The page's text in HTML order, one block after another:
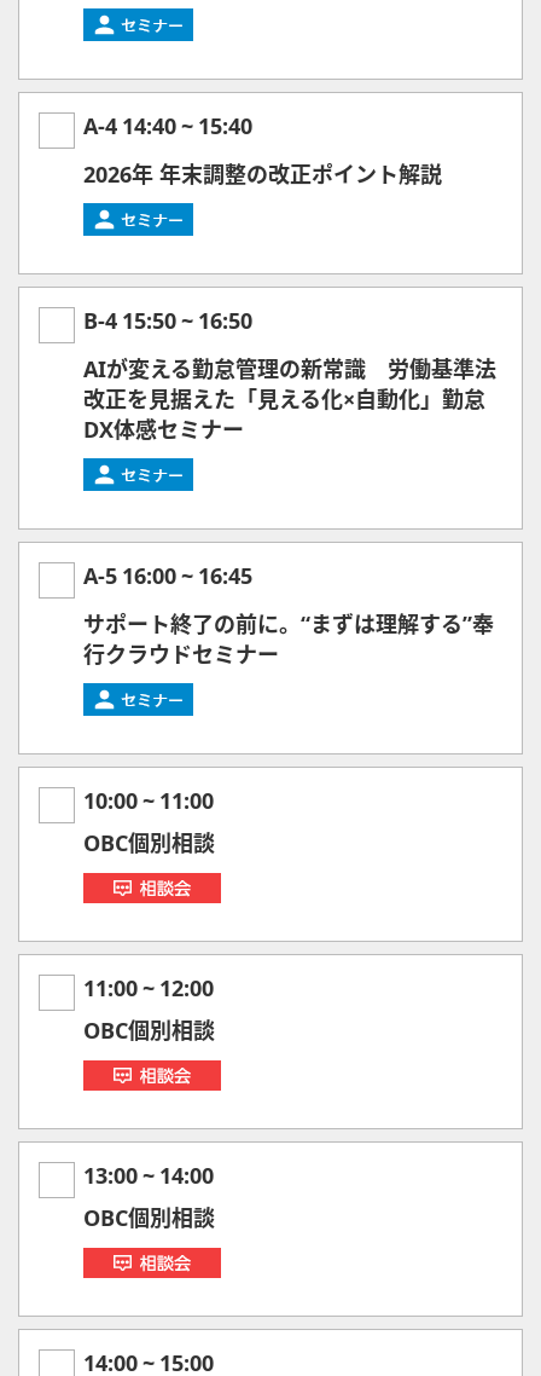
A-4 14:40 ~ 15:40
2026年 年末調整の改正ポイント解説
B-4 15:50 ~ 16:50
AIが変える勤怠管理の新常識 労働基準法
改正を見据えた「見える化×自動化」勤怠
DX体感セミナー
A-5 16:00 ~ 16:45
サポート終了の前に。“まずは理解する”奉
行クラウドセミナー
10:00 ~ 11:00
OBC個別相談
11:00 ~ 12:00
OBC個別相談
13:00 ~ 14:00
OBC個別相談
14:00 ~ 15:00